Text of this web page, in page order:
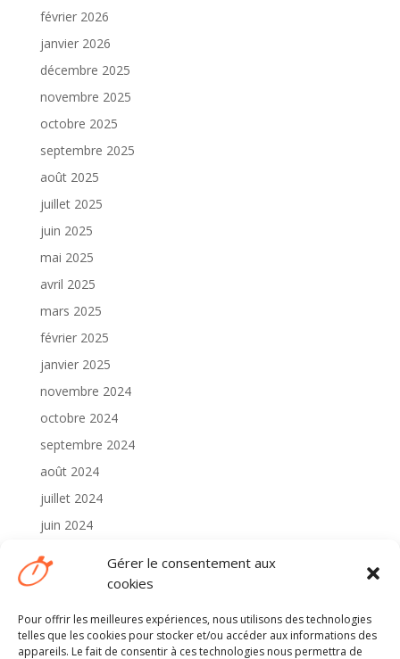
Gérer le consentement aux
cookies
Pour offrir les meilleures expériences, nous utilisons des technologies
telles que les cookies pour stocker et/ou accéder aux informations des
appareils. Le fait de consentir à ces technologies nous permettra de
février 2026
janvier 2026
décembre 2025
novembre 2025
octobre 2025
septembre 2025
août 2025
juillet 2025
juin 2025
mai 2025
avril 2025
mars 2025
février 2025
janvier 2025
novembre 2024
octobre 2024
septembre 2024
août 2024
juillet 2024
juin 2024
mai 2024
avril 2024
Catégories
2024